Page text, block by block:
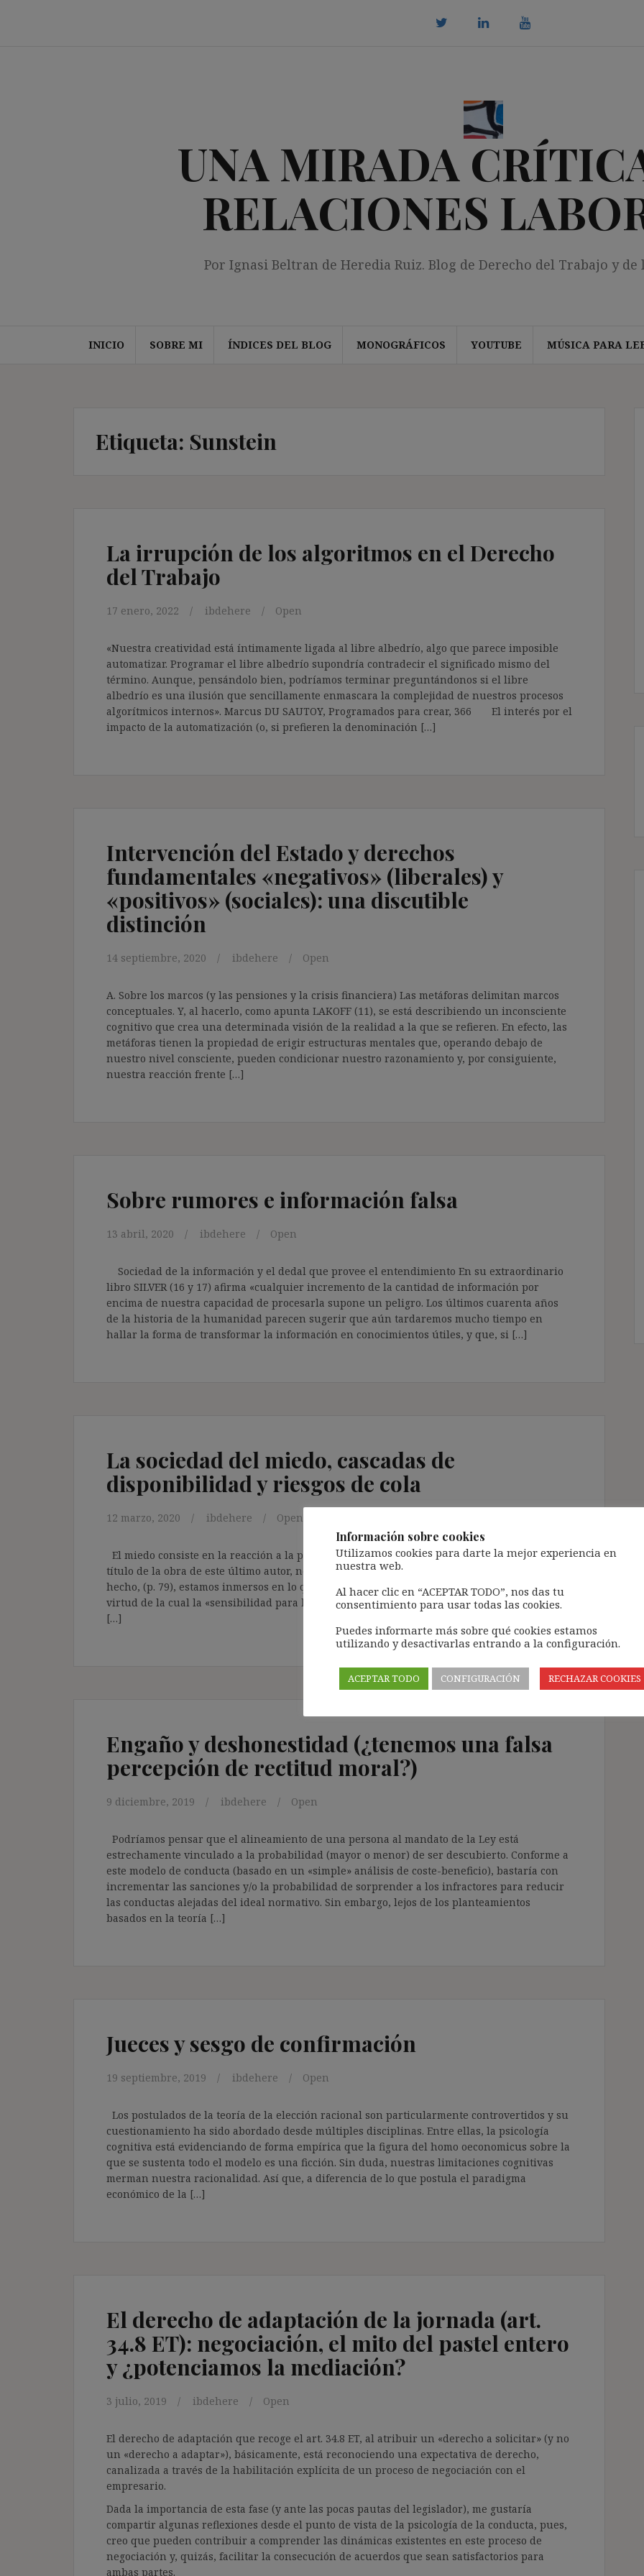
UNA MIRADA
RELACIONES
Por Ignasi Beltran de Heredia Ruiz. Blog de Derecho del Trabajo y de
INICIO SOBRE MI ÍNDICES DEL BLOG MONOGRÁFICOS YOUTUBE MÚSICA PARA
Etiqueta: Sunstein
La irrupción de los algoritmos en el Derecho
del Trabajo
17 enero, 2022 ibdehere Open
«Nuestra creatividad está íntimamente ligada al libre albedrío, algo que parece imposible
automatizar. Programar el libre albedrío supondría contradecir el significado mismo del
término. Aunque, pensándolo bien, podríamos terminar preguntándonos si el libre
albedrío es una ilusión que sencillamente enmascara la complejidad de nuestros procesos
algorítmicos internos». Marcus DU SAUTOY, Programados para crear, 366 El interés por el
impacto de la automatización (o, si prefieren la denominación […]
Intervención del Estado y derechos
fundamentales «negativos» (liberales) y
«positivos» (sociales): una discutible
distinción
14 septiembre, 2020 ibdehere Open
A. Sobre los marcos (y las pensiones y la crisis financiera) Las metáforas delimitan marcos
conceptuales. Y, al hacerlo, como apunta LAKOFF (11), se está describiendo un inconsciente
cognitivo que crea una determinada visión de la realidad a la que se refieren. En efecto, las
metáforas tienen la propiedad de erigir estructuras mentales que, operando debajo de
nuestro nivel consciente, pueden condicionar nuestro razonamiento y, por consiguiente,
nuestra reacción frente […]
Sobre rumores e información falsa
13 abril, 2020 ibdehere Open
Sociedad de la información y el dedal que provee el entendimiento En su extraordinario
libro SILVER (16 y 17) afirma «cualquier incremento de la cantidad de información por
encima de nuestra capacidad de procesarla supone un peligro. Los últimos cuarenta años
de la historia de la humanidad parecen sugerir que aún tardaremos mucho tiempo en
hallar la forma de transformar la información en conocimientos útiles, y que, si […]
La sociedad del miedo, cascadas de
disponibilidad y riesgos de cola
12 marzo, 2020 ibdehere Open
El miedo consiste en la reacción a la percepción de un peligro (BUDE, 87). Y, siguiendo el
título de la obra de este último autor, no cabe duda que vivimos en la sociedad del miedo. De
hecho, (p. 79), estamos inmersos en lo que se conoce como la «paradoja de la seguridad«, en
virtud de la cual la «sensibilidad para las inseguridades crece en la misma medida en que
[…]
Engaño y deshonestidad (¿tenemos una falsa
percepción de rectitud moral?)
9 diciembre, 2019 ibdehere Open
Podríamos pensar que el alineamiento de una persona al mandato de la Ley está
estrechamente vinculado a la probabilidad (mayor o menor) de ser descubierto. Conforme a
este modelo de conducta (basado en un «simple» análisis de coste-beneficio), bastaría con
incrementar las sanciones y/o la probabilidad de sorprender a los infractores para reducir
las conductas alejadas del ideal normativo. Sin embargo, lejos de los planteamientos
basados en la teoría […]
Jueces y sesgo de confirmación
19 septiembre, 2019 ibdehere Open
Los postulados de la teoría de la elección racional son particularmente controvertidos y su
cuestionamiento ha sido abordado desde múltiples disciplinas. Entre ellas, la psicología
cognitiva está evidenciando de forma empírica que la figura del homo oeconomicus sobre la
que se sustenta todo el modelo es una ficción. Sin duda, nuestras limitaciones cognitivas
merman nuestra racionalidad. Así que, a diferencia de lo que postula el paradigma
económico de la […]
El derecho de adaptación de la jornada (art.
34.8 ET): negociación, el mito del pastel entero
y ¿potenciamos la mediación?
3 julio, 2019 ibdehere Open
El derecho de adaptación que recoge el art. 34.8 ET, al atribuir un «derecho a solicitar» (y no
un «derecho a adaptar»), básicamente, está reconociendo una expectativa de derecho,
canalizada a través de la habilitación explícita de un proceso de negociación con el
empresario.
Dada la importancia de esta fase (y ante las pocas pautas del legislador), me gustaría
compartir algunas reflexiones desde el punto de vista de la psicología de la conducta, pues,
creo que pueden contribuir a comprender las dinámicas existentes en este proceso de
negociación y, quizás, facilitar la consecución de acuerdos que sean satisfactorios para
ambas partes.
Información sobre cookies
Utilizamos cookies para darte la mejor experiencia en
nuestra web.
Al hacer clic en “ACEPTAR TODO”, nos das tu
consentimiento para usar todas las cookies.
Puedes informarte más sobre qué cookies estamos
utilizando y desactivarlas entrando a la configuración.
ACEPTAR TODO CONFIGURACIÓN RECHAZAR COOKIES